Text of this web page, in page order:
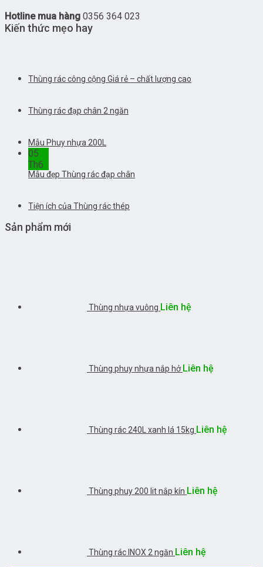
Hotline mua hàng 0356 364 023
Kiến thức mẹo hay
Thùng rác công cộng Giá rẻ – chất lượng cao
Thùng rác đạp chân 2 ngăn
Mẫu Phuy nhựa 200L
05
Th6
Mẫu đẹp Thùng rác đạp chân
Tiện ích của Thùng rác thép
Sản phẩm mới
Thùng nhựa vuông Liên hệ
Thùng phuy nhựa nắp hở Liên hệ
Thùng rác 240L xanh lá 15kg Liên hệ
Thùng phuy 200 lit nắp kín Liên hệ
Thùng rác INOX 2 ngăn Liên hệ